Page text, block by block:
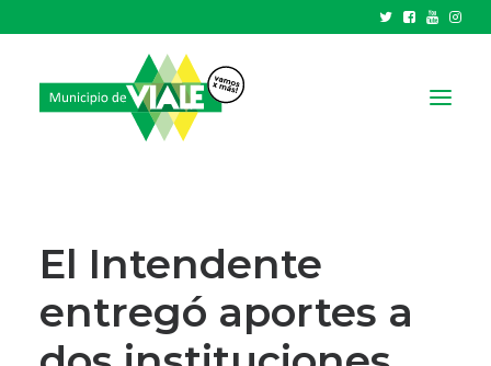
GOBIERNO
HCD
TRÁMITES Y SERVICIOS
CIUDAD
El Intendente
entregó aportes a